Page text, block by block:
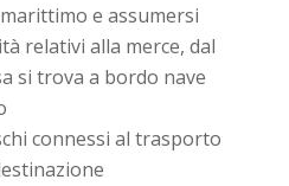
e assumersi
relativi alla merce, dal
si trova a bordo nave
connessi al trasporto